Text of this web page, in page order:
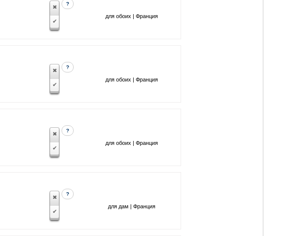
?
для обоих | Франция
?
для обоих | Франция
?
для обоих | Франция
?
для дам | Франция